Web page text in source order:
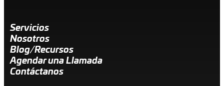
Servicios
Nosotros
Blog/Recursos
Agendar una Llamada
Contáctanos